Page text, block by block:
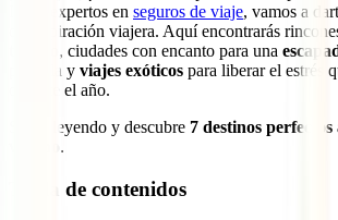
IATI, expertos en seguros de viaje, vamos a
de inspiración viajera. Aquí encontrarás
, ciudades con encanto para una
película y viajes exóticos para liberar el estrés
durante el año.
Sigue leyendo y descubre 7 destinos perfectos
.
Tabla de contenidos